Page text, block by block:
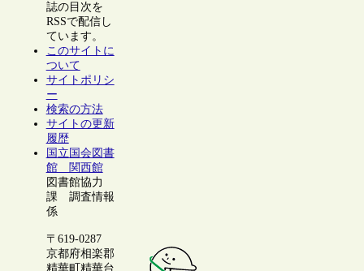
誌の目次を
RSSで配信し
ています。
このサイトに
ついて
サイトポリシ
ー
検索の方法
サイトの更新
履歴
国立国会図書
館 関西館
図書館協力
課 調査情報
係
〒619-0287
京都府相楽郡
精華町精華台